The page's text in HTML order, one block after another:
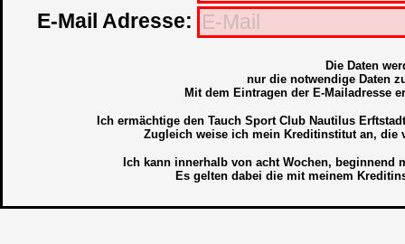
E-Mail Adresse:
Die Daten
nur die notwendige Daten
Mit dem Eintragen der E-Mailadresse
Ich ermächtige den Tauch Sport Club Nautilus
Zugleich weise ich mein Kreditinstitut an, die
Ich kann innerhalb von acht Wochen, beginnend
Es gelten dabei die mit meinem